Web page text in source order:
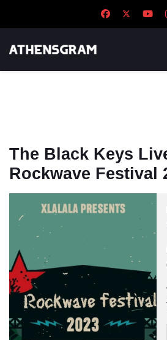
The Black Keys
Rockwave Festival